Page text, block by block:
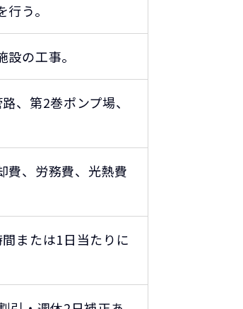
う。
の工事。
、第2巻ポンプ場、
費、労務費、光熱費
または1日当たりに